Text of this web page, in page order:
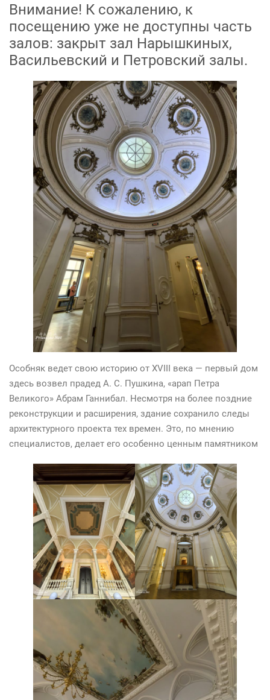
Внимание! К сожалению, к
посещению уже не доступны часть
залов: закрыт зал Нарышкиных,
Васильевский и Петровский залы.
Особняк ведет свою историю от XVIII века — первый дом
здесь возвел прадед А. С. Пушкина, «арап Петра
Великого» Абрам Ганнибал. Несмотря на более поздние
реконструкции и расширения, здание сохранило следы
архитектурного проекта тех времен. Это, по мнению
специалистов, делает его особенно ценным памятником